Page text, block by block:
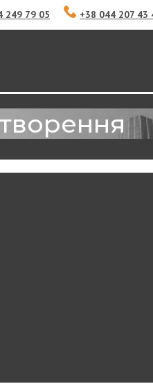
249 79 05 +38 044 207 43